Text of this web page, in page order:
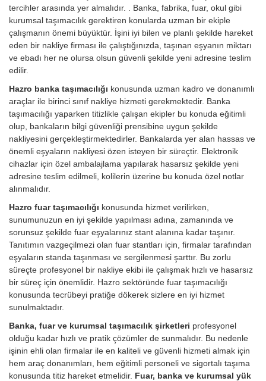
tercihler arasında yer almalıdır. . Banka, fabrika, fuar, okul gibi
kurumsal taşımacılık gerektiren konularda uzman bir ekiple
çalışmanın önemi büyüktür. İşini iyi bilen ve planlı şekilde hareket
eden bir nakliye firması ile çalıştığınızda, taşınan eşyanın miktarı
ve ebadı her ne olursa olsun güvenli şekilde yeni adresine teslim
edilir.
Hazro banka taşımacılığı konusunda uzman kadro ve donanımlı
araçlar ile birinci sınıf nakliye hizmeti gerekmektedir. Banka
taşımacılığı yaparken titizlikle çalışan ekipler bu konuda eğitimli
olup, bankaların bilgi güvenliği prensibine uygun şekilde
nakliyesini gerçekleştirmektedirler. Bankalarda yer alan hassas ve
önemli eşyaların nakliyesi özen isteyen bir süreçtir. Elektronik
cihazlar için özel ambalajlama yapılarak hasarsız şekilde yeni
adresine teslim edilmeli, kolilerin üzerine bu konuda özel notlar
alınmalıdır.
Hazro fuar taşımacılığı konusunda hizmet verilirken,
sunumunuzun en iyi şekilde yapılması adına, zamanında ve
sorunsuz şekilde fuar eşyalarınız stant alanına kadar taşınır.
Tanıtımın vazgeçilmezi olan fuar stantları için, firmalar tarafından
eşyaların standa taşınması ve sergilenmesi şarttır. Bu zorlu
süreçte profesyonel bir nakliye ekibi ile çalışmak hızlı ve hasarsız
bir süreç için önemlidir. Hazro sektöründe fuar taşımacılığı
konusunda tecrübeyi pratiğe dökerek sizlere en iyi hizmet
sunulmaktadır.
Banka, fuar ve kurumsal taşımacılık şirketleri profesyonel
olduğu kadar hızlı ve pratik çözümler de sunmalıdır. Bu nedenle
işinin ehli olan firmalar ile en kaliteli ve güvenli hizmeti almak için
hem araç donanımları, hem eğitimli personeli ve sigortalı taşıma
konusunda titiz hareket etmelidir. Fuar, banka ve kurumsal yük